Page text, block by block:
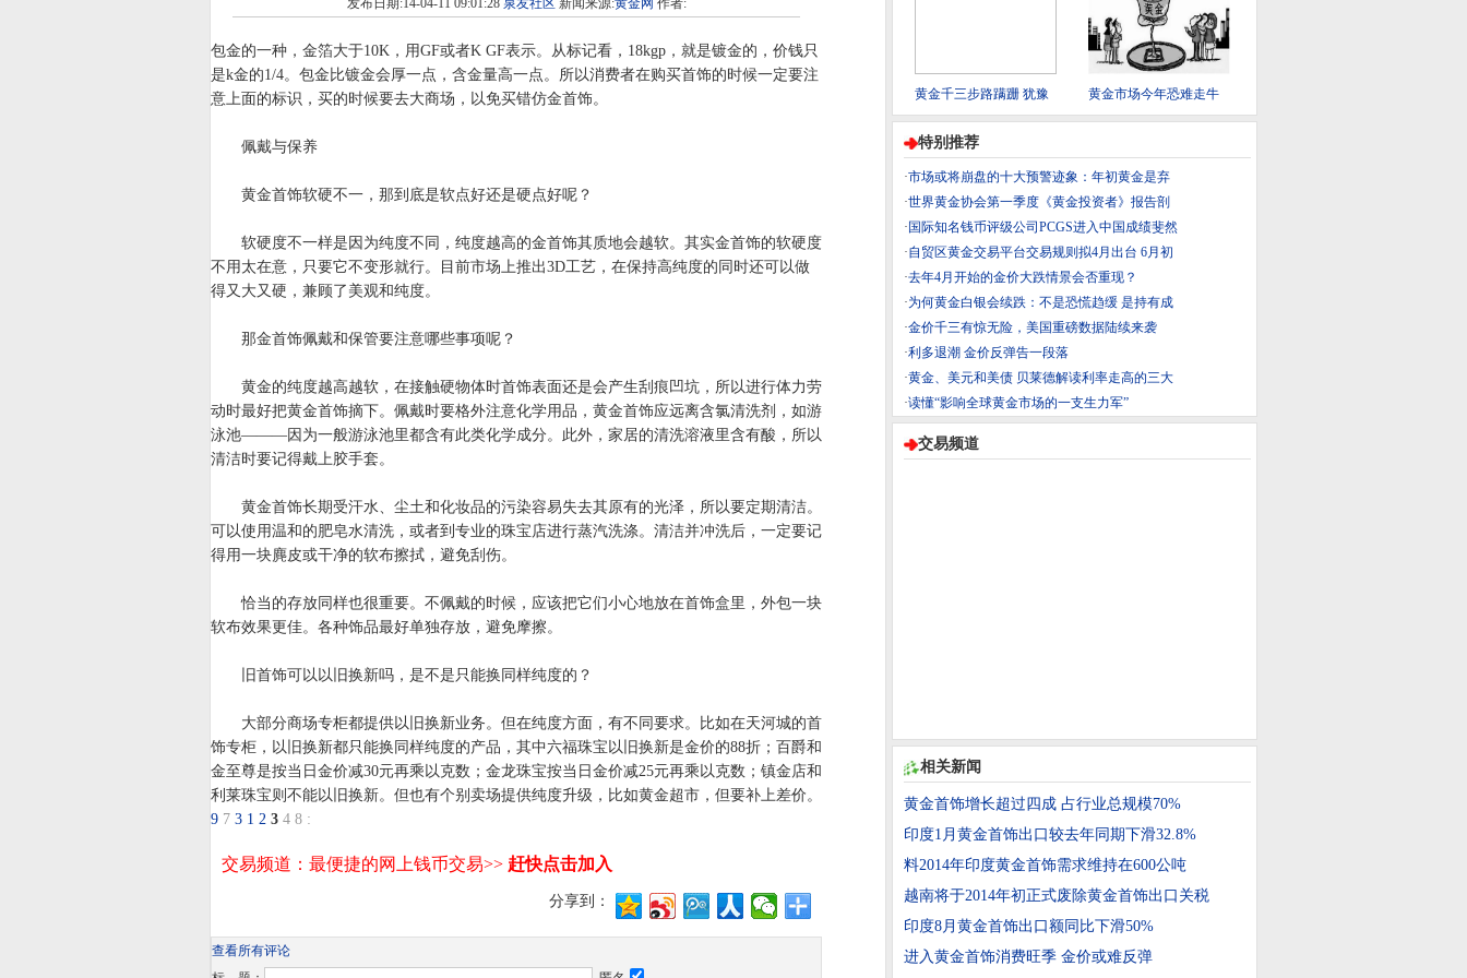
发布日期:14-04-11 09:01:28 泉友社区 新闻来源:黄金网 作者:
包金的一种，金箔大于10K，用GF或者K GF表示。从标记看，18kgp，就是镀金的，价钱只
是k金的1/4。包金比镀金会厚一点，含金量高一点。所以消费者在购买首饰的时候一定要注
意上面的标识，买的时候要去大商场，以免买错仿金首饰。
佩戴与保养
黄金首饰软硬不一，那到底是软点好还是硬点好呢？
软硬度不一样是因为纯度不同，纯度越高的金首饰其质地会越软。其实金首饰的软硬度
不用太在意，只要它不变形就行。目前市场上推出3D工艺，在保持高纯度的同时还可以做
得又大又硬，兼顾了美观和纯度。
那金首饰佩戴和保管要注意哪些事项呢？
黄金的纯度越高越软，在接触硬物体时首饰表面还是会产生刮痕凹坑，所以进行体力劳
动时最好把黄金首饰摘下。佩戴时要格外注意化学用品，黄金首饰应远离含氯清洗剂，如游
泳池———因为一般游泳池里都含有此类化学成分。此外，家居的清洗溶液里含有酸，所以
清洁时要记得戴上胶手套。
黄金首饰长期受汗水、尘土和化妆品的污染容易失去其原有的光泽，所以要定期清洁。
可以使用温和的肥皂水清洗，或者到专业的珠宝店进行蒸汽洗涤。清洁并冲洗后，一定要记
得用一块麂皮或干净的软布擦拭，避免刮伤。
恰当的存放同样也很重要。不佩戴的时候，应该把它们小心地放在首饰盒里，外包一块
软布效果更佳。各种饰品最好单独存放，避免摩擦。
旧首饰可以以旧换新吗，是不是只能换同样纯度的？
大部分商场专柜都提供以旧换新业务。但在纯度方面，有不同要求。比如在天河城的首
饰专柜，以旧换新都只能换同样纯度的产品，其中六福珠宝以旧换新是金价的88折；百爵和
金至尊是按当日金价减30元再乘以克数；金龙珠宝按当日金价减25元再乘以克数；镇金店和
利莱珠宝则不能以旧换新。但也有个别卖场提供纯度升级，比如黄金超市，但要补上差价。
9 7 3 1 2 3 4 8 :
分享到：
查看所有评论
黄金千三步路蹒跚 犹豫 黄金市场今年恐难走牛
特别推荐
·市场或将崩盘的十大预警迹象：年初黄金是弃
·世界黄金协会第一季度《黄金投资者》报告剖
· 国际知名钱币评级公司PCGS进入中国成绩斐然
·自贸区黄金交易平台交易规则拟4月出台 6月初
·去年4月开始的金价大跌情景会否重现？
·为何黄金白银会续跌：不是恐慌趋缓 是持有成
·金价千三有惊无险，美国重磅数据陆续来袭
·利多退潮 金价反弹告一段落
·黄金、美元和美债 贝莱德解读利率走高的三大
·读懂“影响全球黄金市场的一支生力军”
交易频道
相关新闻
黄金首饰增长超过四成 占行业总规模70%
印度1月黄金首饰出口较去年同期下滑32.8%
料2014年印度黄金首饰需求维持在600公吨
越南将于2014年初正式废除黄金首饰出口关税
印度8月黄金首饰出口额同比下滑50%
进入黄金首饰消费旺季 金价或难反弹